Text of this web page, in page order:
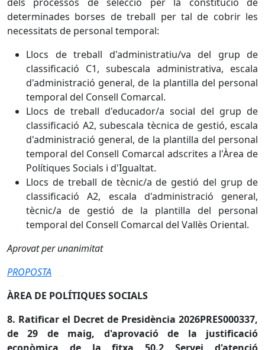
determinades borses de treball per tal de cobrir les
necessitats de personal temporal:
Llocs de treball d'administratiu/va del grup de
classificació C1, subescala administrativa, escala
d'administració general, de la plantilla del personal
temporal del Consell Comarcal.
Llocs de treball d'educador/a social del grup de
classificació A2, subescala tècnica de gestió, escala
d'administració general, de la plantilla del personal
temporal del Consell Comarcal adscrites a l'Àrea de
Polítiques Socials i d'Igualtat.
Llocs de treball de tècnic/a de gestió del grup de
classificació A2, escala d'administració general,
tècnic/a de gestió de la plantilla del personal
temporal del Consell Comarcal del Vallès Oriental.
Aprovat per unanimitat
PROPOSTA
ÀREA DE POLÍTIQUES SOCIALS
8. Ratificar el Decret de Presidència 2026PRES000337,
de 29 de maig, d'aprovació de la justificació